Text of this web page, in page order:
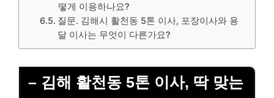
떻게 이용하나요?
질문. 김해시 활천동 5톤 이사, 포장이사와 용
달 이사는 무엇이 다른가요?
– 김해 활천동 5톤 이사, 딱 맞는